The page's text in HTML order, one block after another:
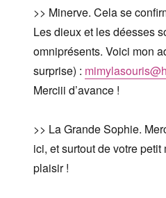
>> Minerve. Cela se
Les dieux et les déesses
omniprésents. Voici mon
surprise) :
Merciii d’avance !
>> La Grande Sophie.
ici, et surtout de votre
plaisir !